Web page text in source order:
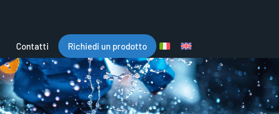
Contatti Richiedi un prodotto